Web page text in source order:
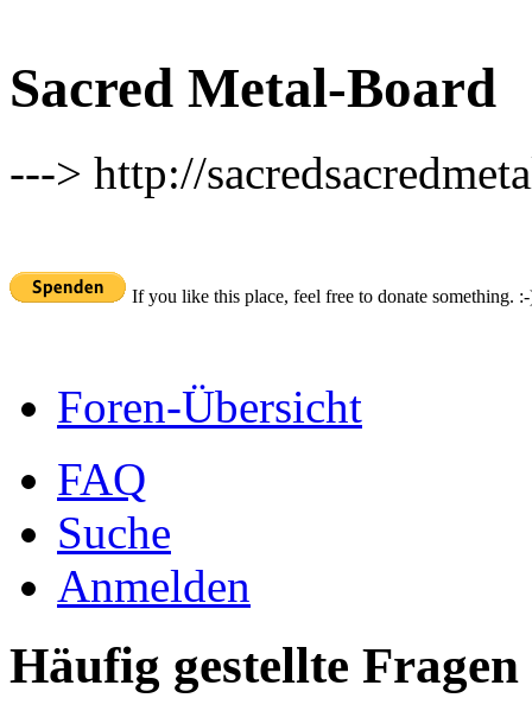
Sacred Metal-Board
---> http://
If you like this place, feel free to donate something.
Foren-Übersicht
FAQ
Suche
Anmelden
Häufig gestellte Fragen